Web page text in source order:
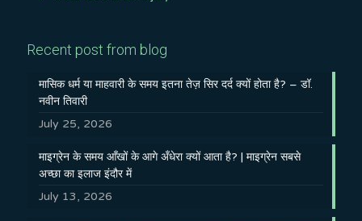
Recent post from blog
मासिक धर्म या माहवारी के समय इतना तेज़ सिर दर्द क्यों होता है? – डॉ.
नवीन तिवारी
July 25, 2026
माइग्रेन के समय आँखों के आगे अँधेरा क्यों आता है? | माइग्रेन सबसे
अच्छा का इलाज इंदौर में
July 13, 2026